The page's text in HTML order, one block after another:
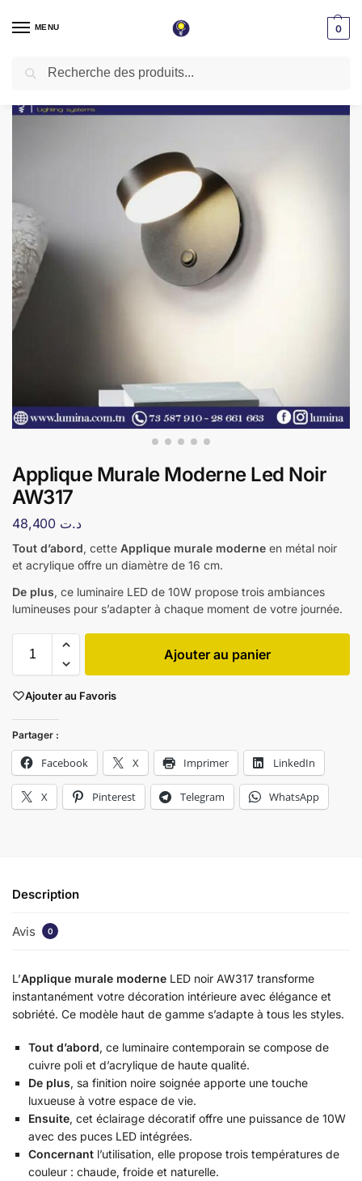
MENU 0
Accueil / Applique LED / Applique intérieur
Applique Murale Moderne Led Noir
AW317
د.ت
Tout d’abord, cette Applique murale moderne en métal noir
et acrylique offre un diamètre de 16 cm.
De plus, ce luminaire LED de 10W propose trois ambiances
lumineuses pour s’adapter à chaque moment de votre journée.
Ajouter au panier
Ajouter au Favoris
Partager :
Facebook X Imprimer LinkedIn
X Pinterest Telegram WhatsApp
Description
Avis 0
L’Applique murale moderne LED noir AW317 transforme
instantanément votre décoration intérieure avec élégance et
sobriété. Ce modèle haut de gamme s’adapte à tous les styles.
Tout d’abord, ce luminaire contemporain se compose de
cuivre poli et d’acrylique de haute qualité.
De plus, sa finition noire soignée apporte une touche
luxueuse à votre espace de vie.
Ensuite, cet éclairage décoratif offre une puissance de 10W
avec des puces LED intégrées.
Concernant l’utilisation, elle propose trois températures de
couleur : chaude, froide et naturelle.